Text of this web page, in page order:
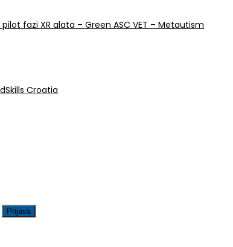
fazi XR alata – Green ASC VET – Metautism
Croatia